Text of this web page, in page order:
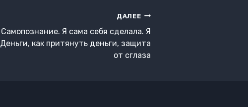
ДАЛЕЕ
Я сама себя сделала. Я
как притянуть деньги, защита
от сглаза